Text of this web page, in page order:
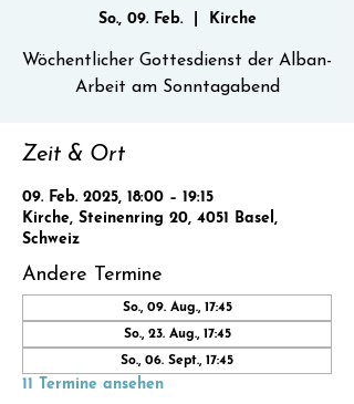
So., 09. Feb.
  |
Kirche
Wöchentlicher Gottesdienst der Alban-
Zeit & Ort
09. Feb. 2025, 18:00 – 19:15
Kirche, Steinenring 20, 4051 Basel,
Schweiz
Andere Termine
So., 09. Aug., 17:45
So., 23. Aug., 17:45
So., 06. Sept., 17:45
11 Termine ansehen